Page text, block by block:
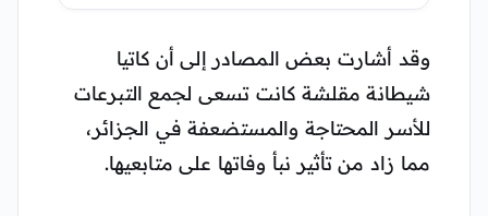
وقد أشارت بعض المصادر إلى أن كاتيا
شيطانة مقلشة كانت تسعى لجمع التبرعات
للأسر المحتاجة والمستضعفة في الجزائر،
مما زاد من تأثير نبأ وفاتها على متابعيها.